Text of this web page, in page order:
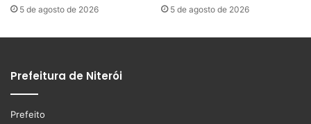
5 de agosto de 2026 5 de agosto de 2026
Prefeitura de Niterói
Prefeito